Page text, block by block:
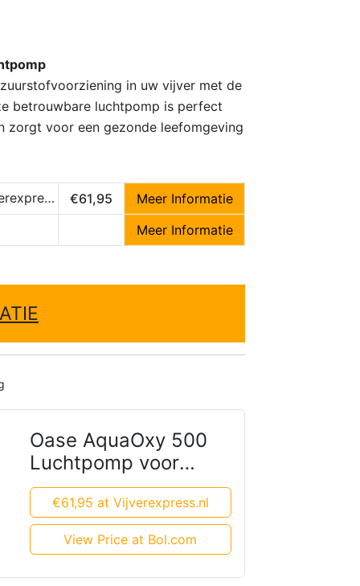
in uw vijver met de
betrouwbare luchtpomp is perfect
zorgt voor een gezonde leefomgeving
€61,95
Meer Informatie
Meer Informatie
Oase AquaOxy 500
Luchtpomp voor
Vijvers
€61,95 at Vijverexpress.nl
View Price at Bol.com